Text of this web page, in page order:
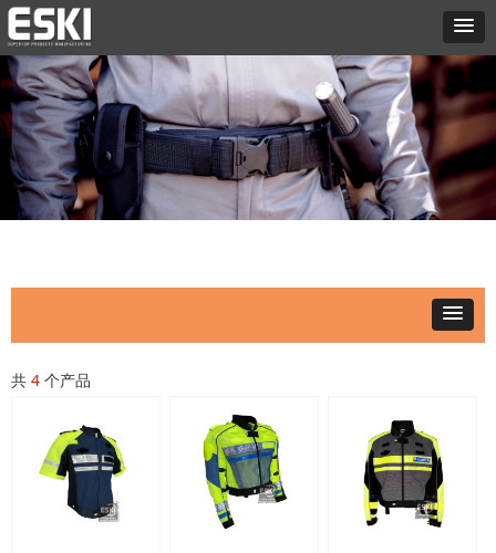
共 4 个产品